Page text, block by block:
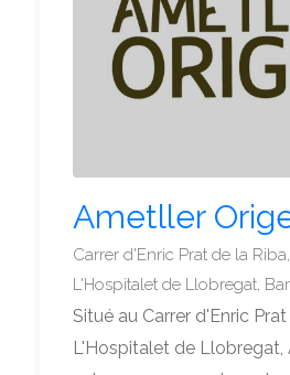
Ametller
Carrer d'Enric Prat de la
L'Hospitalet de Llobregat,
Situé au Carrer d'Enric
L'Hospitalet de Llobregat,